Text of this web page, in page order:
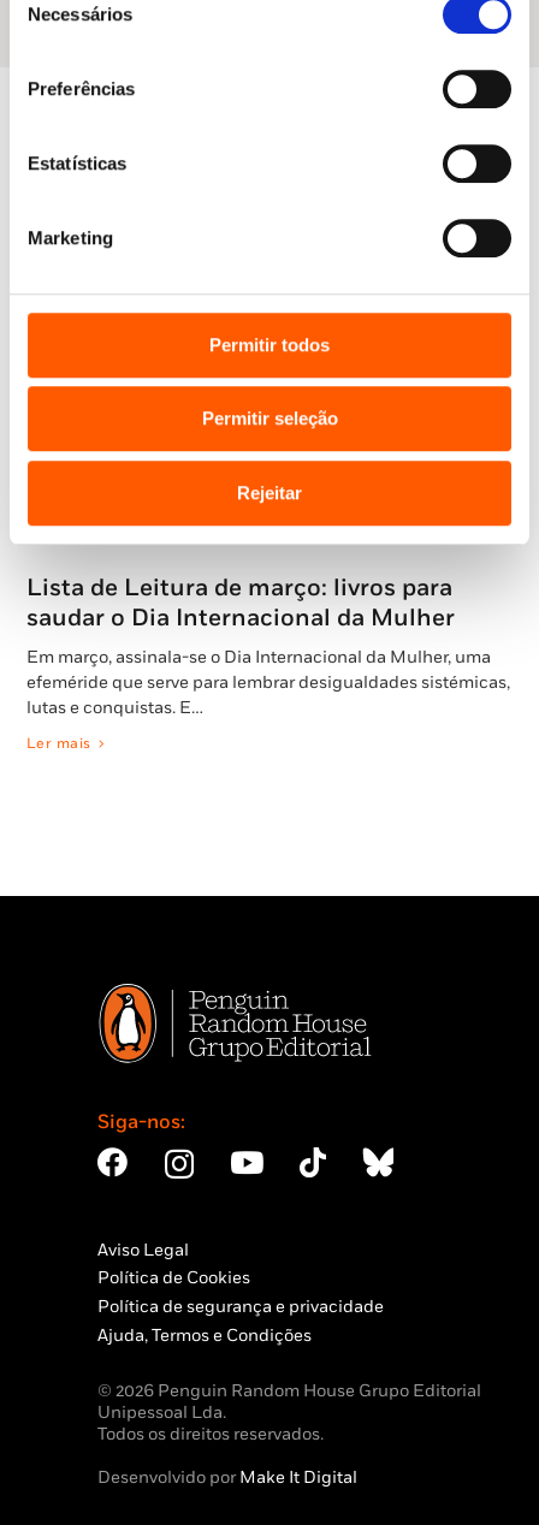
Necessários
Preferências
Estatísticas
Marketing
Permitir todos
Permitir seleção
Rejeitar
Lista de Leitura de março: livros para
saudar o Dia Internacional da Mulher
Em março, assinala-se o Dia Internacional da Mulher, uma
efeméride que serve para lembrar desigualdades sistémicas,
lutas e conquistas. E…
Ler mais
Siga-nos:
Aviso Legal
Política de Cookies
Política de segurança e privacidade
Ajuda, Termos e Condições
© 2026 Penguin Random House Grupo Editorial
Unipessoal Lda.
Todos os direitos reservados.
Desenvolvido porMake It Digital